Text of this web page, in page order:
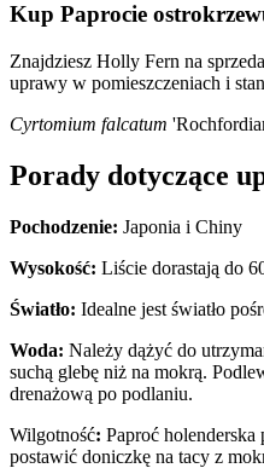
Kup Paprocie
Znajdziesz Holly Fern na
uprawy w pomieszczeniach i
Cyrtomium falcatum
Porady dotyczące
Pochodzenie: Japonia i Chiny
Wysokość: Liście dorastają do
Światło: Idealne jest światło
Woda: Należy dążyć do
suchą glebę niż na mokrą.
drenażową po podlaniu.
Wilgotność: Paproć
postawić doniczkę na tacy z